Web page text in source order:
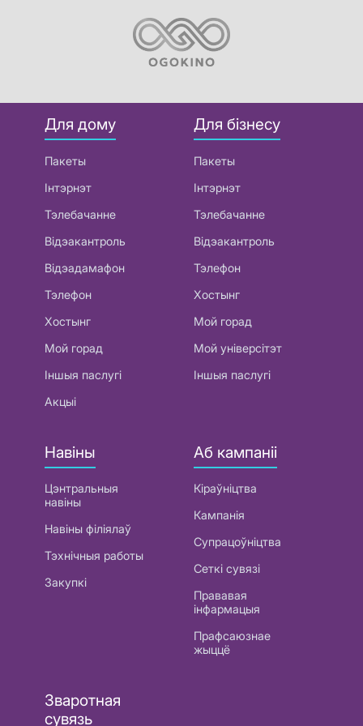
Для дому
Пакеты
Інтэрнэт
Тэлебачанне
Відэакантроль
Відэадамафон
Тэлефон
Хостынг
Мой горад
Іншыя паслугі
Акцыі
Для бізнесу
Пакеты
Інтэрнэт
Тэлебачанне
Відэакантроль
Тэлефон
Хостынг
Мой горад
Мой універсітэт
Іншыя паслугі
Навіны
Цэнтральныя
навіны
Навіны філіялаў
Тэхнічныя работы
Закупкі
Аб кампаніі
Кіраўніцтва
Кампанія
Супрацоўніцтва
Сеткі сувязі
Прававая
інфармацыя
Прафсаюзнае
жыццё
Зваротная
сувязь